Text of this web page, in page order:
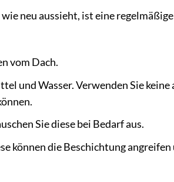
neu aussieht, ist eine
vom Dach.
und Wasser. Verwenden Sie
Sie diese bei Bedarf aus.
können die Beschichtung angreifen